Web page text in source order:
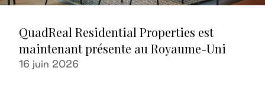
QuadReal Residential Properties est
maintenant présente au Royaume-Uni
16 juin 2026